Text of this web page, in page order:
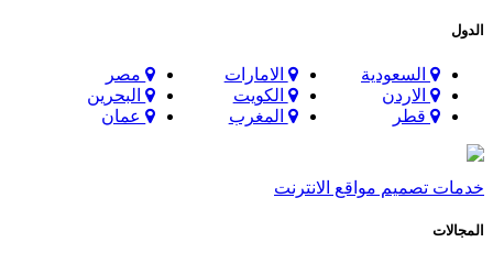
الدول
السعودية الامارات
مصر
الاردن
الكويت
البحرين
قطر
المغرب عمان
خدمات تصميم مواقع الانترنت
المجالات